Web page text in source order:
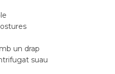
un drap
suau